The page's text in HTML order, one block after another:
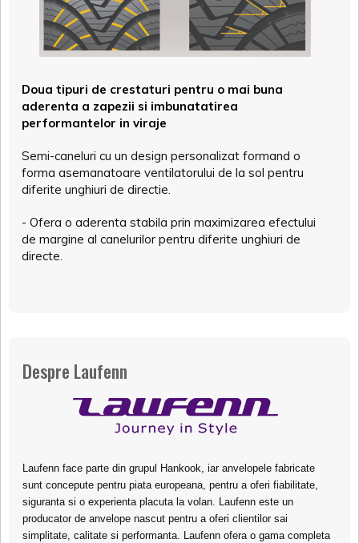
Doua tipuri de crestaturi pentru o mai buna
aderenta a zapezii si imbunatatirea
performantelor in viraje
Semi-caneluri cu un design personalizat formand o
forma asemanatoare ventilatorului de la sol pentru
diferite unghiuri de directie.
- Ofera o aderenta stabila prin maximizarea efectului
de margine al canelurilor pentru diferite unghiuri de
directe.
Despre Laufenn
Laufenn face parte din grupul Hankook, iar anvelopele fabricate
sunt concepute pentru piata europeana, pentru a oferi fiabilitate,
siguranta si o experienta placuta la volan. Laufenn este un
producator de anvelope nascut pentru a oferi clientilor sai
simplitate, calitate si performanta. Laufenn ofera o gama completa